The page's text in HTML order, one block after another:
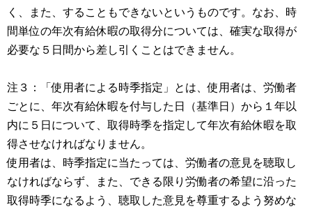
く、また、することもできないというものです。なお、時
間単位の年次有給休暇の取得分については、確実な取得が
必要な５日間から差し引くことはできません。
注３：「使用者による時季指定」とは、使用者は、労働者
ごとに、年次有給休暇を付与した日（基準日）から１年以
内に５日について、取得時季を指定して年次有給休暇を取
得させなければなりません。
使用者は、時季指定に当たっては、労働者の意見を聴取し
なければならず、また、できる限り労働者の希望に沿った
取得時季になるよう、聴取した意見を尊重するよう努めな